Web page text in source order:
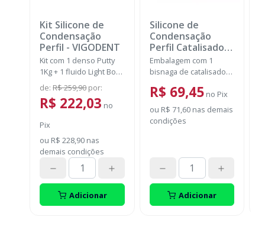
Kit Silicone de
Condensação
Perfil -VIGODENT
Kit com 1 denso Putty
1Kg + 1 fluido Light Body
120g + 1 catalisador
de:R$ 259,90por:
R$ 222,03 no
Pix
ou R$ 228,90 nas
demais condições
Adicionar
Silicone de
Condensação
Perfil Catalisador-
VIGODENT
Embalagem com 1
bisnaga de catalisador
R$ 69,45 no Pix
ou R$ 71,60nas demais
condições
Adicionar